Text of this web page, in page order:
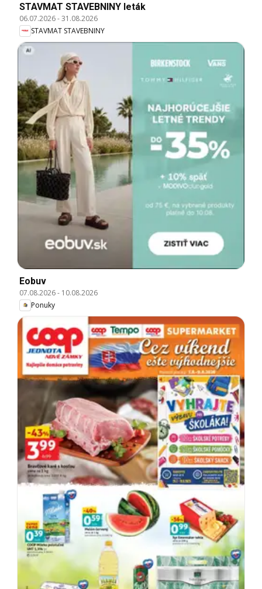
STAVMAT STAVEBNINY leták
06.07.2026-31.08.2026
STAVMAT STAVEBNINY
Eobuv
07.08.2026- 10.08.2026
Ponuky